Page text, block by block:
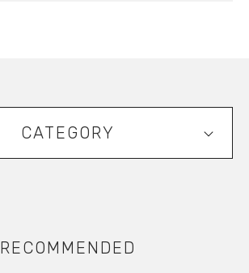
CATEGORY
RECOMMENDED